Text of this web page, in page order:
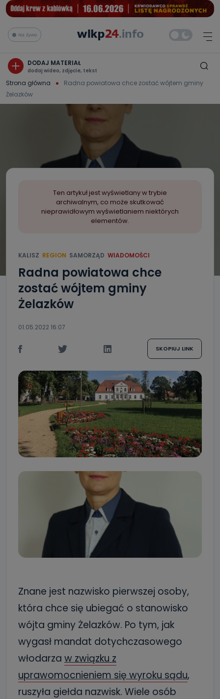
Na żywo
DODAJ MATERIAŁ
dodaj wideo, zdjęcie, tekst
Strona główna
Radna powiatowa chce zostać wójtem gminy
Żelazków
Ten artykuł jest wyświetlany w trybie
archiwalnym, co może skutkować
nieprawidłowym wyświetlaniem niektórych
elementów.
KALISZ REGION SAMORZĄD WIADOMOŚCI
Radna powiatowa chce
zostać wójtem gminy
Żelazków
01.05.2022 16:07
SKOPIUJ LINK
Znane jest nazwisko pierwszej osoby,
która chce się ubiegać o stanowisko
wójta gminy Żelazków. Po tym, jak
wygasł mandat dotychczasowego
włodarza w związku z
uprawomocnieniem się wyroku sądu,
ruszyła giełda nazwisk. Wiele osób